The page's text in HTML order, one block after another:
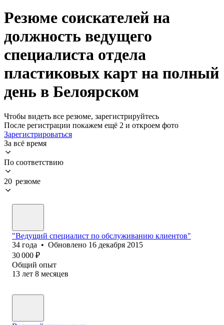
Резюме соискателей на
должность ведущего
специалиста отдела
пластиковых карт на полный
день в Белоярском
Чтобы видеть все резюме, зарегистрируйтесь
После регистрации покажем ещё 2 и откроем фото
Зарегистрироваться
За всё время
По соответствию
20 резюме
"Ведущий специалист по обслуживанию клиентов"
34 года • Обновлено 16 декабря 2015
30 000 ₽
Общий опыт
13 лет 8 месяцев